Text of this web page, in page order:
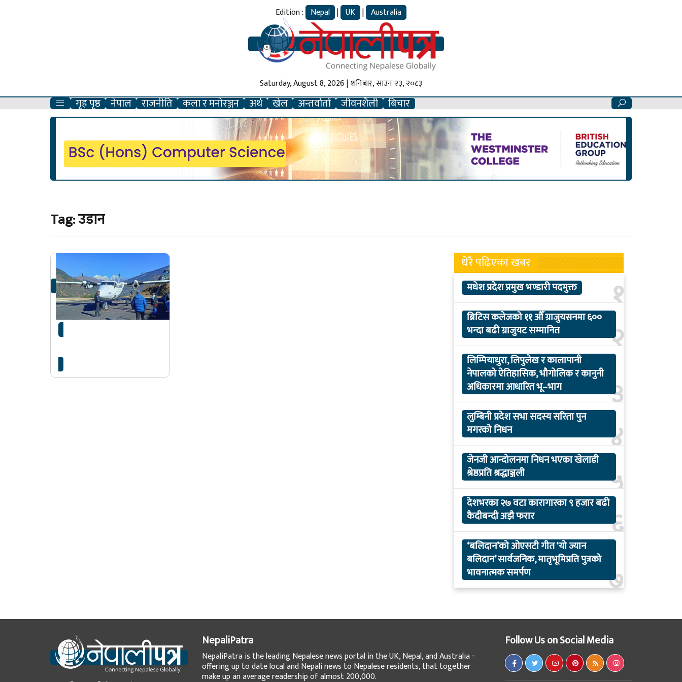
Edition : Nepal | UK | Australia
Saturday, August 8, 2026 | शनिबार, साउन २३, २०८३
गृह पृष्ठ नेपाल राजनीति कला र मनोरञ्जन अर्थ खेल अन्तर्वार्ता जीवनशैली बिचार
Tag:उडान
फाप्लु–काठमाडौँ हप्तामा चार
दिन उडान
धेरै पढिएका खबर
१
मधेश प्रदेश प्रमुख भण्डारी पदमुक्त
२
ब्रिटिस कलेजको ११ औँ ग्राजुयसनमा ६००
भन्दा बढी ग्राजुयट सम्मानित
३
लिम्पियाधुरा, लिपुलेख र कालापानी
नेपालको ऐतिहासिक, भौगोलिक र कानुनी
अधिकारमा आधारित भू–भाग
४
लुम्बिनी प्रदेश सभा सदस्य सरिता पुन
मगरको निधन
५
जेनजी आन्दोलनमा निधन भएका खेलाडी
श्रेष्ठप्रति श्रद्धाञ्जली
६
देशभरका २७ वटा कारागारका ९ हजार बढी
कैदीबन्दी अझै फरार
७
‘बलिदान’को ओएसटी गीत ‘यो ज्यान
बलिदान’ सार्वजनिक, मातृभूमिप्रति पुत्रको
भावनात्मक समर्पण
NepaliPatra
NepaliPatra is the leading Nepalese news portal in the UK, Nepal, and Australia -
offering up to date local and Nepali news to Nepalese residents, that together
make up an average readership of almost 200,000.
Follow Us on Social Media